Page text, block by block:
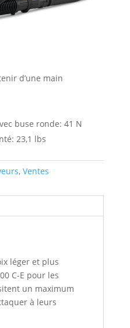
d’une main
buse ronde: 41 N
23,1 lbs
, Ventes
léger et plus
C-E pour les
un maximum
à leurs